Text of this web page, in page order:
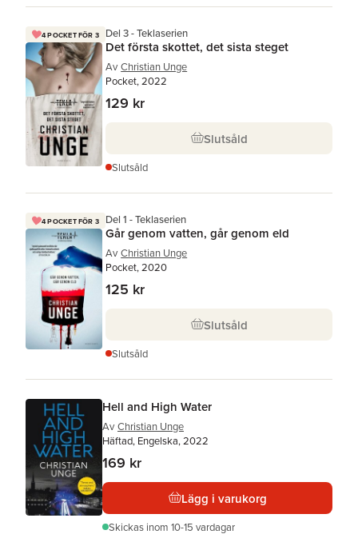
4 POCKET FÖR 3 Del 3 - Teklaserien
Det första skottet, det sista steget
Av Christian Unge
Pocket, 2022
129 kr
Slutsåld
Slutsåld
4 POCKET FÖR 3 Del 1 - Teklaserien
Går genom vatten, går genom eld
Av Christian Unge
Pocket, 2020
125 kr
Slutsåld
Slutsåld
Hell and High Water
Av Christian Unge
Häftad, Engelska, 2022
169 kr
Lägg i varukorg
Skickas inom 10-15 vardagar